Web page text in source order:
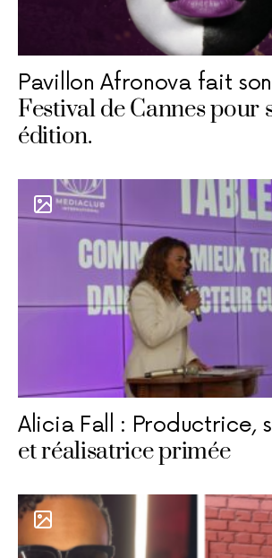
Pavillon Afronova fait
Festival de Cannes pour
édition.
Alicia Fall : Productrice,
et réalisatrice primée